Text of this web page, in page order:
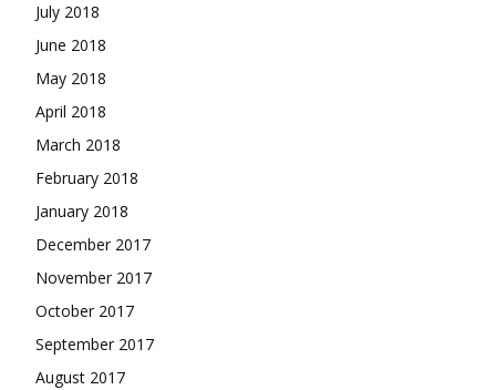
July 2018
June 2018
May 2018
April 2018
March 2018
February 2018
January 2018
December 2017
November 2017
October 2017
September 2017
August 2017